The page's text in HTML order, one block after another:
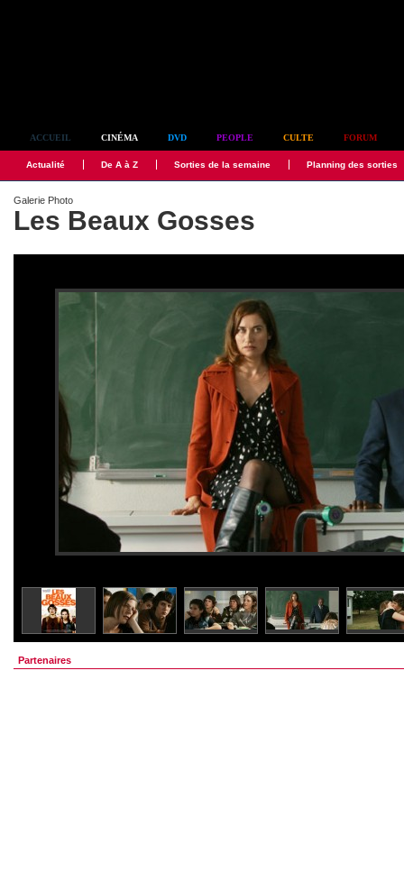
ACCUEIL CINÉMA DVD PEOPLE CULTE FORUM
Actualité De A à Z Sorties de la semaine Planning des sorties
Galerie Photo
Les Beaux Gosses
Partenaires